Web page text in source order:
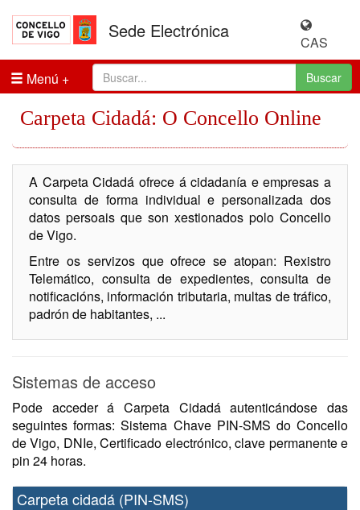
Sede Electrónica
CAS
Menú
Buscar
Carpeta Cidadá: O Concello Online
A Carpeta Cidadá ofrece á cidadanía e empresas a
consulta de forma individual e personalizada dos
datos persoais que son xestionados polo Concello
de Vigo.
Entre os servizos que ofrece se atopan: Rexistro
Telemático, consulta de expedientes, consulta de
notificacións, información tributaria, multas de tráfico,
padrón de habitantes, ...
Sistemas de acceso
Pode acceder á Carpeta Cidadá autenticándose das
seguintes formas: Sistema Chave PIN-SMS do Concello
de Vigo, DNIe, Certificado electrónico, clave permanente e
pin 24 horas.
Carpeta cidadá (PIN-SMS)